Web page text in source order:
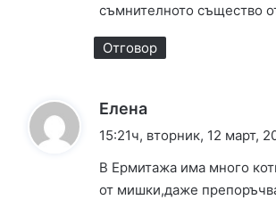
съмнителното същество
Отговор
Елена
а
15:21ч, вторник, 12 март,
В Ермитажа има много
от мишки,даже